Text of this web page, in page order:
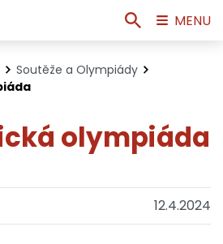
Soutěže a Olympiády
olympiáda
12.4.2024
MENU